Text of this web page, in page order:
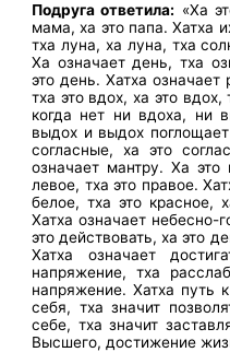
Подруга ответила: «Ха
мама, ха это папа. Хатха
тха луна, ха луна, тха
Ха означает день, тха
это день. Хатха означает
тха это вдох, ха это вдох,
когда нет ни вдоха, ни
выдох и выдох
согласные, ха это
означает мантру. Ха это
левое, тха это правое.
белое, тха это красное,
Хатха означает небесно-
это действовать, ха это
Хатха означает
напряжение, тха
напряжение. Хатха путь
себя, тха значит
себе, тха значит
Высшего, достижение